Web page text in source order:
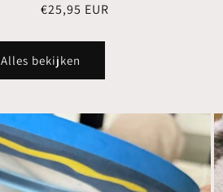
Normale
€25,95 EUR
Alles bekijken